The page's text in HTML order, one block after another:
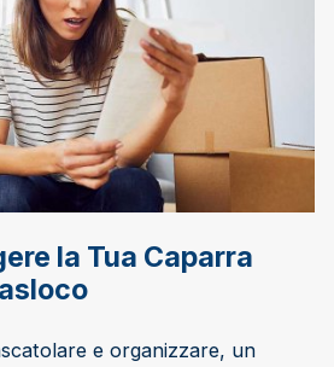
la Tua Caparra
e organizzare, un